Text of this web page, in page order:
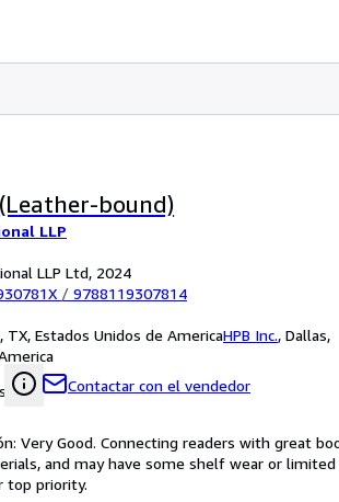
bound)
LLP
LLP Ltd, 2024
/ 9788119307814
TX, Estados Unidos de AmericaHPB Inc., Dallas,
Contactar con el vendedor
Very Good. Connecting readers with great
and may have some shelf wear or
top priority.